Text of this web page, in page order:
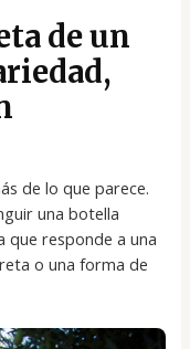
de un
de lo que parece.
una botella
que responde a una
o una forma de